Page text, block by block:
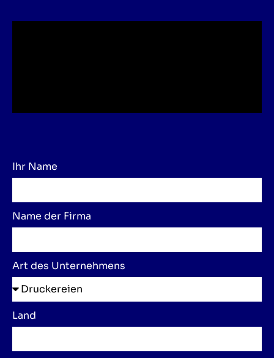
Ihr Name
Name der Firma
Art des Unternehmens
Land